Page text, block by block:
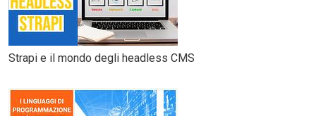
Strapi e il mondo degli headless CMS